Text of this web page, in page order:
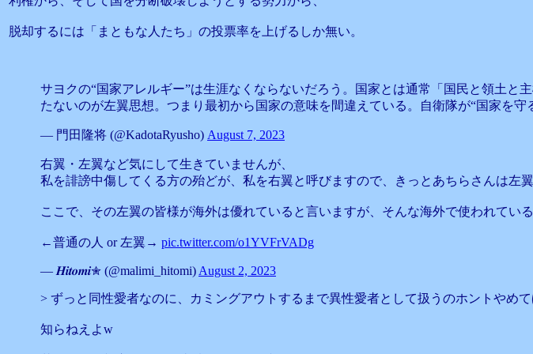
脱却するには「まともな人たち」の投票率を上げるしか無い。
サヨクの“国家アレルギー”は生涯なくならないだろう。国家とは通常「国民と領土と
たないのが左翼思想。つまり最初から国家の意味を間違えている。自衛隊が“国家を
— 門田隆将 (@KadotaRyusho) August 7, 2023
右翼・左翼など気にして生きていませんが、
私を誹謗中傷してくる方の殆どが、私を右翼と呼びますので、きっとあちらさんは左翼
ここで、その左翼の皆様が海外は優れていると言いますが、そんな海外で使われてい
←普通の人 or 左翼→ pic.twitter.com/o1YVFrVADg
— 𝑯𝒊𝒕𝒐𝒎𝒊✮ (@malimi_hitomi) August 2, 2023
> ずっと同性愛者なのに、カミングアウトするまで異性愛者として扱うのホントやめて
知らねえよw